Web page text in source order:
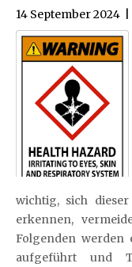
14 September 2024
wichtig, sich
erkennen,
Folgenden werden
aufgeführt und